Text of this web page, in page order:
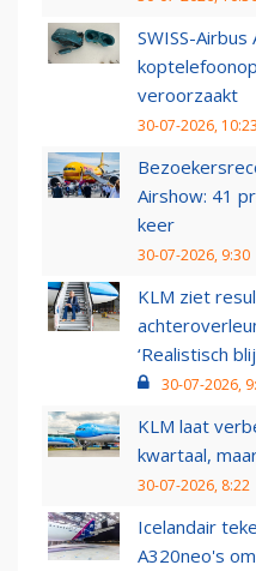
SWISS-
veroorzaakt
30-07-2026, 10:23
Airshow: 41
keer
30-07-2026, 9:30
KLM ziet
‘Realistisch
30-07-2026,
KLM laat
kwartaal,
30-07-2026, 8:22
Icelandair
A320neo's